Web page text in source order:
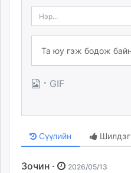
· GIF
Сүүлийн Шилдэг
Зочин · 2026/05/13